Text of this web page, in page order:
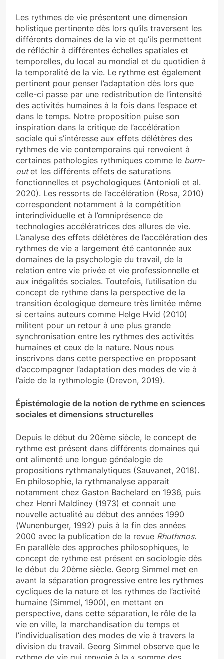
Les rythmes de vie présentent une dimension
holistique pertinente dès lors qu’ils traversent les
différents domaines de la vie et qu’ils permettent
de réfléchir à différentes échelles spatiales et
temporelles, du local au mondial et du quotidien à
la temporalité de la vie. Le rythme est également
pertinent pour penser l’adaptation dès lors que
celle-ci passe par une redistribution de l’intensité
des activités humaines à la fois dans l’espace et
dans le temps. Notre proposition puise son
inspiration dans la critique de l’accélération
sociale qui s’intéresse aux effets délétères des
rythmes de vie contemporains qui renvoient à
certaines pathologies rythmiques comme le burn-
outet les différents effets de saturations
fonctionnelles et psychologiques (Antonioli et al.
2020). Les ressorts de l’accélération (Rosa, 2010)
correspondent notamment à la compétition
interindividuelle et à l’omniprésence de
technologies accélératrices des allures de vie.
L’analyse des effets délétères de l’accélération des
rythmes de vie a largement été cantonnée aux
domaines de la psychologie du travail, de la
relation entre vie privée et vie professionnelle et
aux inégalités sociales. Toutefois, l’utilisation du
concept de rythme dans la perspective de la
transition écologique demeure très limitée même
si certains auteurs comme Helge Hvid (2010)
militent pour un retour à une plus grande
synchronisation entre les rythmes des activités
humaines et ceux de la nature. Nous nous
inscrivons dans cette perspective en proposant
d’accompagner l’adaptation des modes de vie à
l’aide de la rythmologie (Drevon, 2019).
Épistémologie de la notion de rythme en sciences
sociales et dimensions structurelles
Depuis le début du 20ème siècle, le concept de
rythme est présent dans différents domaines qui
ont alimenté une longue généalogie de
propositions rythmanalytiques (Sauvanet, 2018).
En philosophie, la rythmanalyse apparait
notamment chez Gaston Bachelard en 1936, puis
chez Henri Maldiney (1973) et connait une
nouvelle actualité au début des années 1990
(Wunenburger, 1992) puis à la fin des années
2000 avec la publication de la revue Rhuthmos.
En parallèle des approches philosophiques, le
concept de rythme est présent en sociologie dès
le début du 20ème siècle. Georg Simmel met en
avant la séparation progressive entre les rythmes
cycliques de la nature et les rythmes de l’activité
humaine (Simmel, 1900), en mettant en
perspective, dans cette séparation, le rôle de la
vie en ville, la marchandisation du temps et
l’individualisation des modes de vie à travers la
division du travail. Georg Simmel observe que le